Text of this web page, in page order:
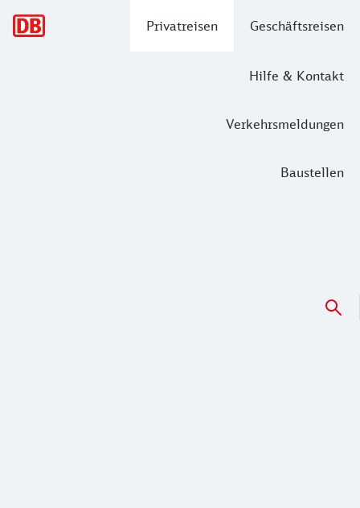
Privatreisen Geschäftsreisen
Hilfe & Kontakt
Verkehrsmeldungen
Baustellen